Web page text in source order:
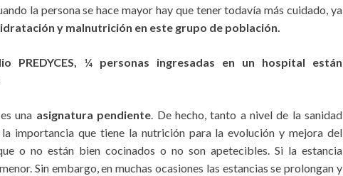
la persona se hace mayor hay que tener todavía más cuidado, ya
y malnutrición en este grupo de población.
PREDYCES, ¼ personas ingresadas en un hospital están
una asignatura pendiente. De hecho, tanto a nivel de la sanidad
importancia que tiene la nutrición para la evolución y mejora del
o no están bien cocinados o no son apetecibles. Si la estancia
Sin embargo, en muchas ocasiones las estancias se prolongan y